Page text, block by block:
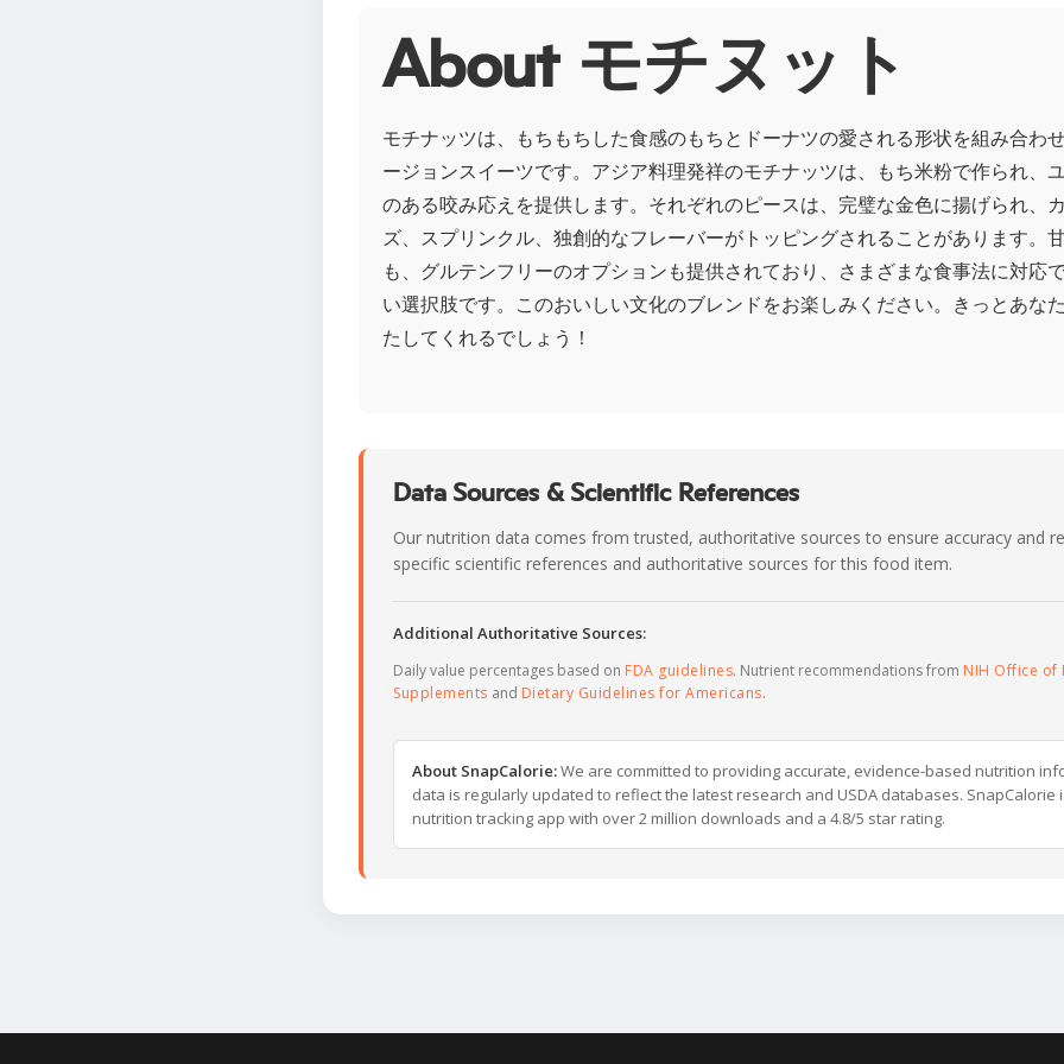
About モチヌット
モチナッツは、もちもちした食感のもちとドーナツの愛される形状を組み合わ
ージョンスイーツです。アジア料理発祥のモチナッツは、もち米粉で作られ、
のある咬み応えを提供します。それぞれのピースは、完璧な金色に揚げられ、
ズ、スプリンクル、独創的なフレーバーがトッピングされることがあります。
も、グルテンフリーのオプションも提供されており、さまざまな食事法に対応
い選択肢です。このおいしい文化のブレンドをお楽しみください。きっとあな
たしてくれるでしょう！
Data Sources & Scientific References
Our nutrition data comes from trusted, authoritative sources to ensure accuracy and
specific scientific references and authoritative sources for this food item.
Additional Authoritative Sources:
Daily value percentages based on FDA guidelines. Nutrient recommendations from NIH Office of
Supplements and Dietary Guidelines for Americans.
About SnapCalorie:We are committed to providing accurate, evidence-based nutrition
data is regularly updated to reflect the latest research and USDA databases. SnapCalorie
nutrition tracking app with over 2 million downloads and a 4.8/5 star rating.